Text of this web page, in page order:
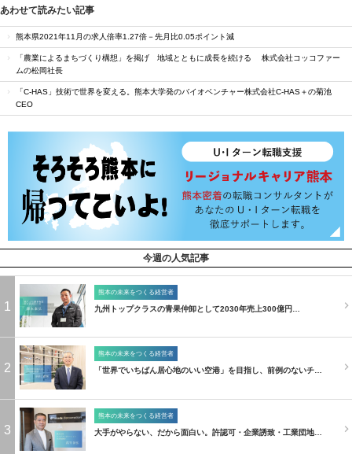
あわせて読みたい記事
熊本県2021年11月の求人倍率1.27倍－先月比0.05ポイント減
「農業によるまちづくり構想」を掲げ 地域とともに成長を続ける 株式会社コッコファー
ムの松岡社長
「C-HAS」技術で世界を変える。熊本大学発のバイオベンチャー株式会社C-HAS＋の菊池
CEO
今週の人気記事
1
熊本の未来をつくる経営者
九州トップクラスの青果仲卸として2030年売上300億円…
2
熊本の未来をつくる経営者
「世界でいちばん居心地のいい空港」を目指し、前例のないチ…
3
熊本の未来をつくる経営者
大手がやらない、だから面白い。許認可・企業誘致・工業団地…